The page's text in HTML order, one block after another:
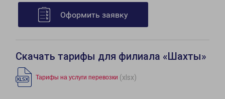
Оформить заявку
Скачать тарифы для филиала «Шахты»
Тарифы на услуги перевозки (xlsx)